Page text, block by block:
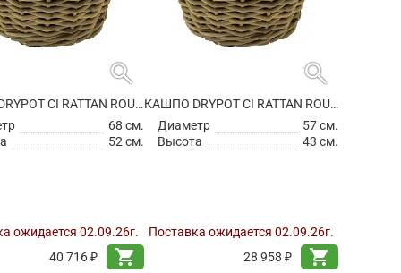
search
КАШПО DRYPOT CI RATTAN ROUND GREY OUTDOOR
68 см.
52 см.
ожидается 02.09.26г.
40 716 ₽
shopping_cart
search
КАШПО DRYPOT CI RATTAN ROUND GREY OUTDOOR
Диаметр
57 см.
Высота
43 см.
Поставка ожидается 02.09.26г.
28 958 ₽
shopping_cart